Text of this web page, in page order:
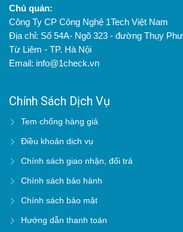
Chủ quản:
Công Ty CP Công Nghệ 1Tech Việt Nam
Địa chỉ: Số 54A- Ngõ 323 - đường Thụy
Từ Liêm - TP. Hà Nội
Email: info@1check.vn
Chính Sách Dịch Vụ
Tem chống hàng giả
Điều khoản dịch vụ
Chính sách giao nhận, đổi trả
Chính sách bảo hành
Chính sách bảo mật
Hướng dẫn thanh toán